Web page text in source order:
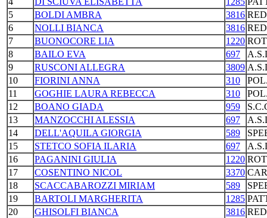
5
BOLDI AMBRA 3816
6
NOLLI BIANCA 3816
7
BUONOCORE LIA 1220
8
BAILO EVA 697
9
RUSCONI ALLEGRA 3809
10
FIORINI ANNA 310
11
GOGHIE LAURA REBECCA 310
12
BOANO GIADA 959
13
MANZOCCHI ALESSIA 697
14
DELL'AQUILA GIORGIA 589
15
STETCO SOFIA ILARIA 697
16
PAGANINI GIULIA 1220
17
COSENTINO NICOL 3370
18
SCACCABAROZZI MIRIAM 589
19
BARTOLI MARGHERITA 1285
20
GHISOLFI BIANCA 3816